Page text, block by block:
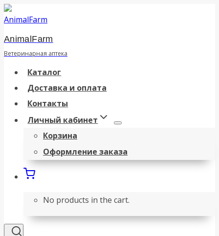
Перейти
к
содержанию
AnimalFarm
Ветеринарная аптека
Каталог
Доставка и оплата
Контакты
Личный кабинет
Корзина
Оформление заказа
No products in the cart.